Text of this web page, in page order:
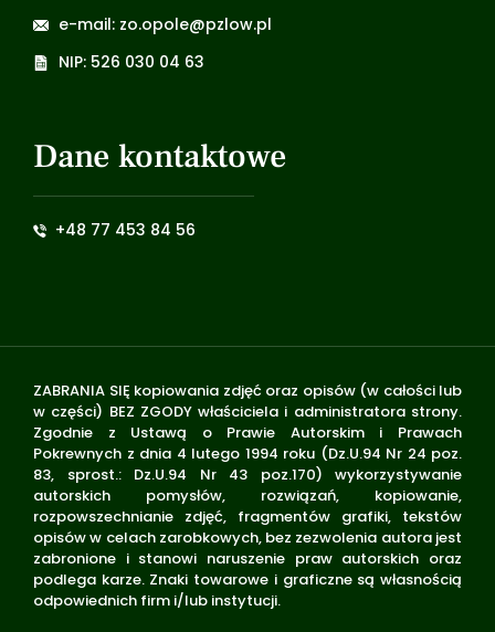
e-mail: zo.opole@pzlow.pl
NIP: 526 030 04 63
Dane kontaktowe
+48 77 453 84 56
ZABRANIA SIĘ kopiowania zdjęć oraz opisów (w całości lub
w części) BEZ ZGODY właściciela i administratora strony.
Zgodnie z Ustawą o Prawie Autorskim i Prawach
Pokrewnych z dnia 4 lutego 1994 roku (Dz.U.94 Nr 24 poz.
83, sprost.: Dz.U.94 Nr 43 poz.170) wykorzystywanie
autorskich pomysłów, rozwiązań, kopiowanie,
rozpowszechnianie zdjęć, fragmentów grafiki, tekstów
opisów w celach zarobkowych, bez zezwolenia autora jest
zabronione i stanowi naruszenie praw autorskich oraz
podlega karze. Znaki towarowe i graficzne są własnością
odpowiednich firm i/lub instytucji.